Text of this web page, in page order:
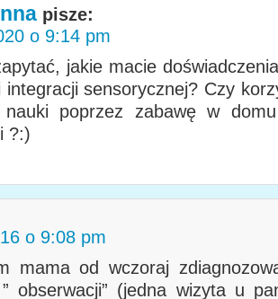
pisze:
o 9:14 pm
jakie macie
integracji sensorycznej? Czy
nauki poprzez zabawę w
?:)
o 9:08 pm
mama od wczoraj
obserwacji” (jedna wizyta u